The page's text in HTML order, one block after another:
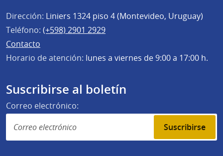
Dirección: Liniers 1324 piso 4 (Montevideo, Uruguay)
Teléfono: (+598) 2901 2929
Contacto
Horario de atención: lunes a viernes de 9:00 a 17:00 h.
Suscribirse al boletín
Correo electrónico:
Suscribirse